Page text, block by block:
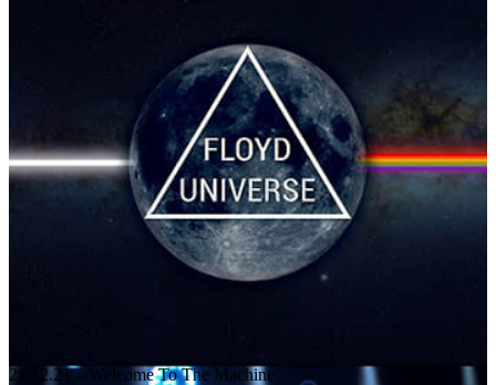
21.12.21 – Welcome To The Machine